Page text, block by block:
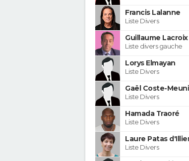
Francis Lalanne
Liste Divers
Guillaume Lacroix
Liste divers gauche
Lorys Elmayan
Liste Divers
Gaël Coste-
Liste Divers
Hamada Traoré
Liste Divers
Laure Patas
Liste Divers